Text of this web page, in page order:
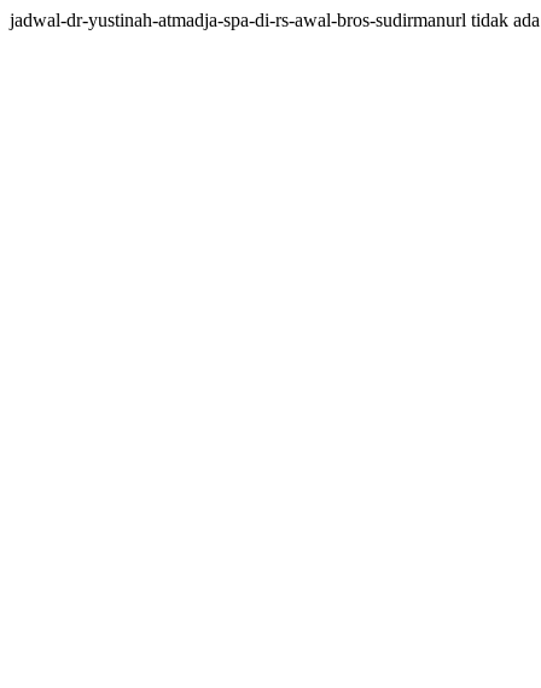
jadwal-dr-yustinah-atmadja-spa-di-rs-awal-bros-sudirmanurl tidak